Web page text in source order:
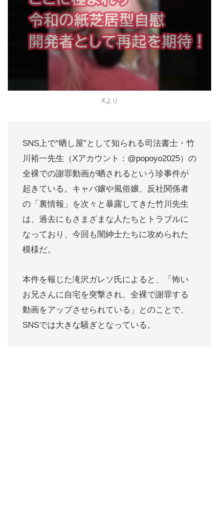
Xより
SNS上で“晒し屋”として知られる司法書士・竹
川裕一先生（Xアカウント：@popoyo2025）の
全裸での謝罪動画が晒されるという珍事件が
起きている。キャバ嬢や風俗嬢、反社関係者
の「裏情報」を次々と暴露してきた竹川先生
は、過去にもさまざまな人たちとトラブルに
なっており、今回も闇紳士たちに攻められた
模様だ。
本件を報じた滝沢ガレソ氏によると、「怖い
お兄さんに自宅を突撃され、全裸で謝罪する
動画をアップさせられている」とのことで、
SNSでは大きな騒ぎとなっている。